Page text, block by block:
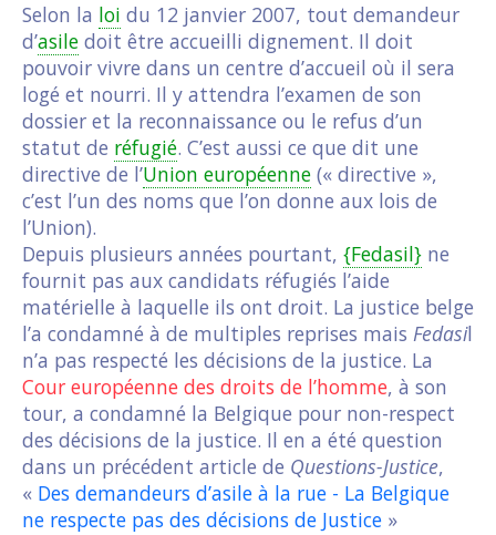
Selon la loi du 12 janvier 2007, tout demandeur
d’asile doit être accueilli dignement. Il doit
pouvoir vivre dans un centre d’accueil où il sera
logé et nourri. Il y attendra l’examen de son
dossier et la reconnaissance ou le refus d’un
statut de réfugié. C’est aussi ce que dit une
directive de l’Union européenne (« directive »,
c’est l’un des noms que l’on donne aux lois de
l’Union).
Depuis plusieurs années pourtant, {Fedasil} ne
fournit pas aux candidats réfugiés l’aide
matérielle à laquelle ils ont droit. La justice belge
l’a condamné à de multiples reprises mais Fedasil
n’a pas respecté les décisions de la justice. La
Cour européenne des droits de l’homme, à son
tour, a condamné la Belgique pour non-respect
des décisions de la justice. Il en a été question
dans un précédent article de Questions-Justice,
« Des demandeurs d’asile à la rue - La Belgique
ne respecte pas des décisions de Justice »